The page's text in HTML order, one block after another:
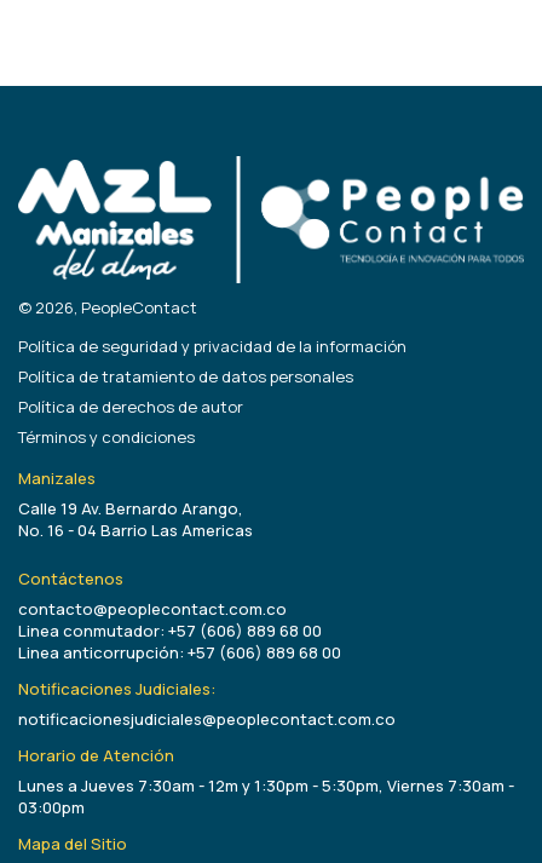
© 2026, PeopleContact
Política de seguridad y privacidad de la información
Política de tratamiento de datos personales
Política de derechos de autor
Términos y condiciones
Manizales
Calle 19 Av. Bernardo Arango,
No. 16 - 04 Barrio Las Americas
Contáctenos
contacto@peoplecontact.com.co
Linea conmutador: +57 (606) 889 68 00
Linea anticorrupción: +57 (606) 889 68 00
Notificaciones Judiciales:
notificacionesjudiciales@peoplecontact.com.co
Horario de Atención
Lunes a Jueves 7:30am - 12m y 1:30pm - 5:30pm, Viernes 7:30am -
03:00pm
Mapa del Sitio